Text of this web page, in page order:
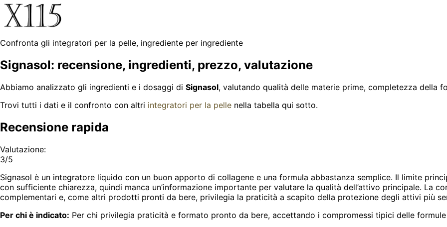
Confronta gli integratori per la pelle, ingrediente per ingrediente
Signasol: recensione, ingredienti, prezzo, valutazione
Abbiamo analizzato gli ingredienti e i dosaggi di Signasol, valutando qualità delle materie prime, completezza della
Trovi tutti i dati e il confronto con altri integratori per la pelle nella tabella qui sotto.
Recensione rapida
Valutazione:
3/5
Signasol è un integratore liquido con un buon apporto di collagene e una formula abbastanza semplice. Il limite
con sufficiente chiarezza, quindi manca un’informazione importante per valutare la qualità dell’attivo principale. La
complementari e, come altri prodotti pronti da bere, privilegia la praticità a scapito della protezione degli attivi più
Per chi è indicato: Per chi privilegia praticità e formato pronto da bere, accettando i compromessi tipici delle